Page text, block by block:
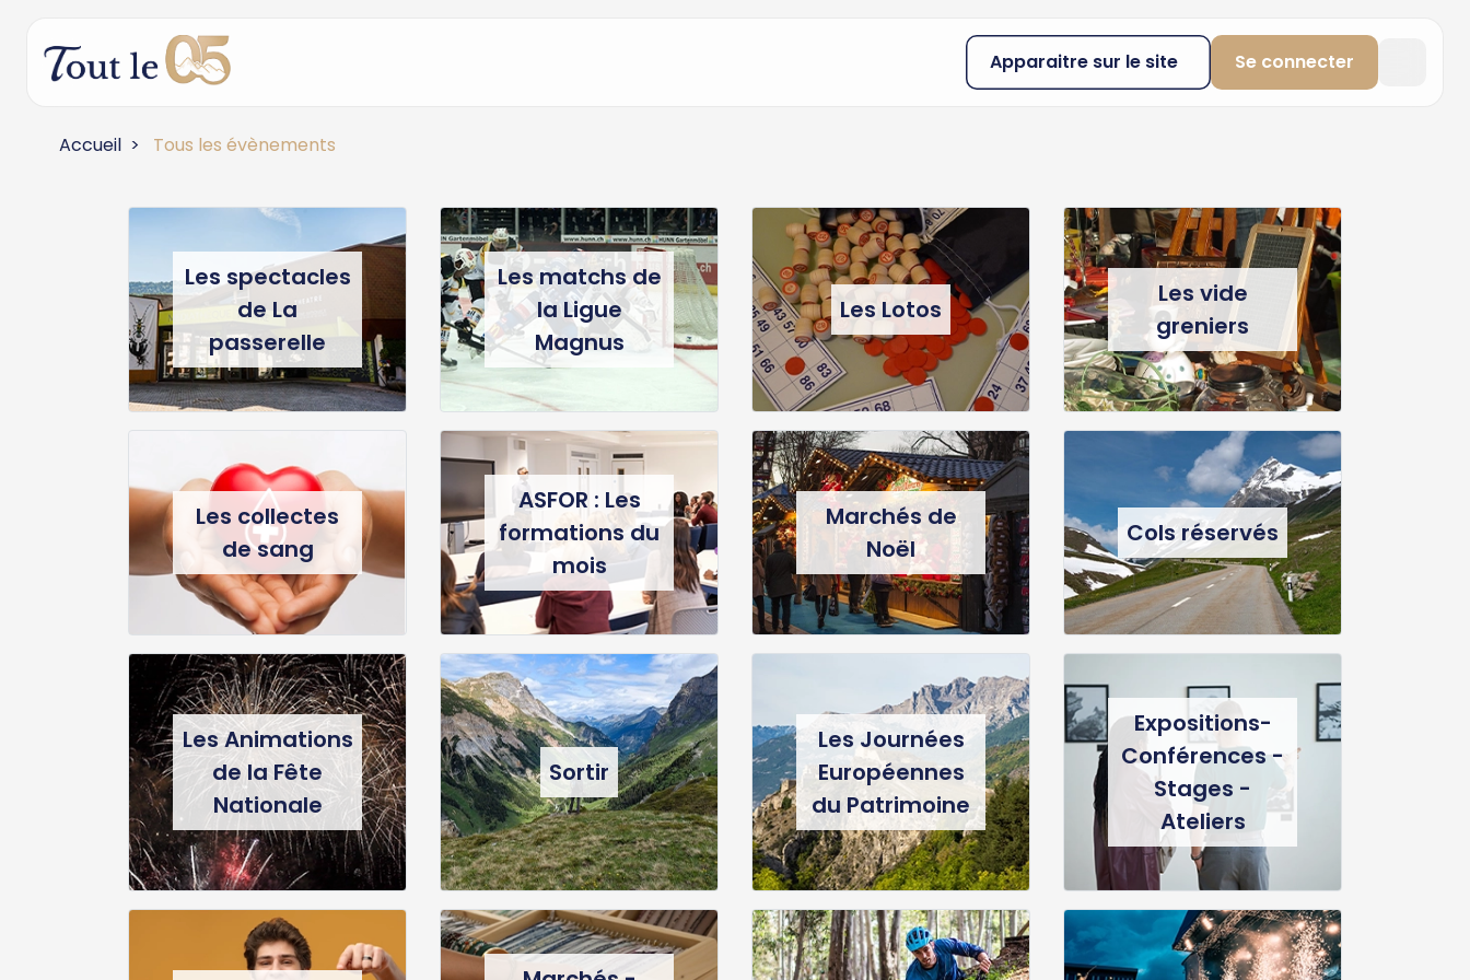
Apparaitre sur le site Se connecter
Accueil Tous les évènements
Les spectacles
de La
passerelle
Les matchs de
la Ligue
Magnus
Les Lotos
Les vide
greniers
Les collectes
de sang
ASFOR : Les
formations du
mois
Marchés de
Noël
Cols réservés
Les Animations
de la Fête
Nationale
Sortir
Les Journées
Européennes
du Patrimoine
Expositions-
Conférences -
Stages -
Ateliers